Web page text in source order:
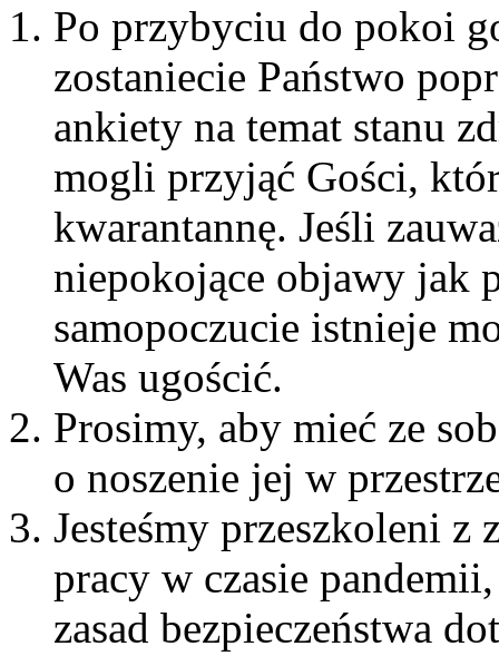
Po przybyciu do pokoi
zostaniecie Państwo
ankiety na temat stanu
mogli przyjąć Gości,
kwarantannę. Jeśli
niepokojące objawy jak
samopoczucie istnieje
Was ugościć.
Prosimy, aby mieć ze
o noszenie jej w
Jesteśmy przeszkoleni z
pracy w czasie
zasad bezpieczeństwa